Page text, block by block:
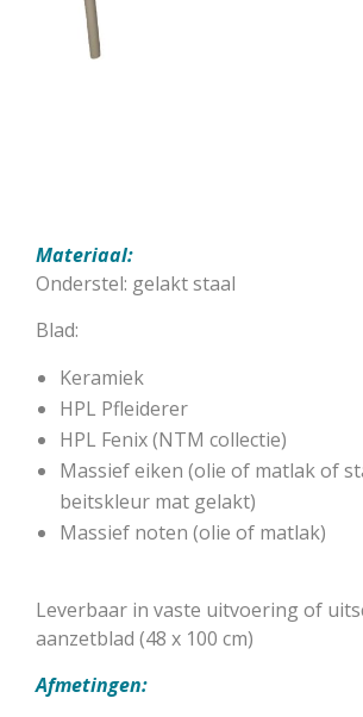
Materiaal:
Onderstel: gelakt staal
Blad:
Keramiek
HPL Pfleiderer
HPL Fenix (NTM collectie)
Massief eiken (olie of matlak of
beitskleur mat gelakt)
Massief noten (olie of matlak)
Leverbaar in vaste uitvoering of
aanzetblad (48 x 100 cm)
Afmetingen: